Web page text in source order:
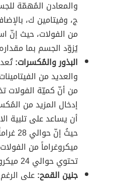
والمعادن المُهمّة
ج، وفيتامين ك،
من الفولات، حيث إنّ
يُزوّد الجسم بما مقداره 168.5 ميكروغرام من
البذور والمُكسرات:
والعديد من
من أنّ كميّة الفولات
إدخال المزيد من
أن يساعد على تلبية
ميكروغراماً من
تحتوي حوالي 24 ميكروغراماً منه.
جنين القمح:على